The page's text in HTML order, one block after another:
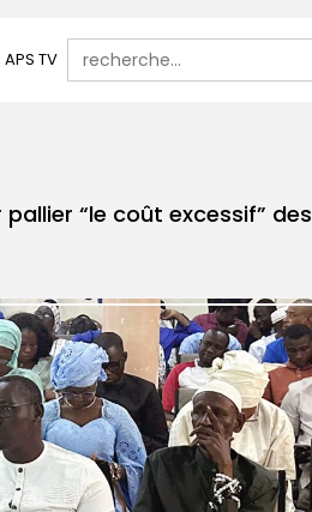
APS TV
Search
for:
“le coût excessif” des